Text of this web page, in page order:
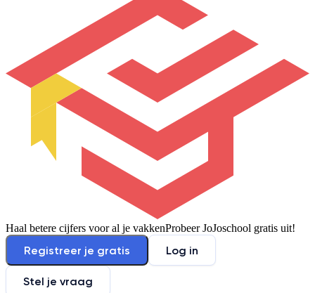
Haal betere cijfers voor al je vakkenProbeer JoJoschool gratis uit!
Registreer je gratis Log in
Stel je vraag